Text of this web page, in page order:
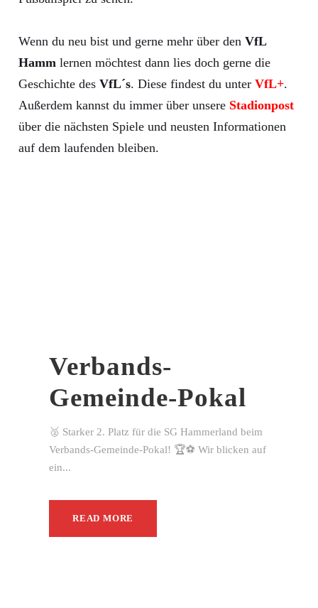
Wenn du neu bist und gerne mehr über den VfL
Hamm lernen möchtest dann lies doch gerne die
Geschichte des VfL´s. Diese findest du unter VfL+.
Außerdem kannst du immer über unsere Stadionpost
über die nächsten Spiele und neusten Informationen
auf dem laufenden bleiben.
Verbands-
Gemeinde-Pokal
🥈 Starker 2. Platz für die SG Hammerland beim
Verbands-Gemeinde-Pokal! 🏆⚽ Wir blicken auf
ein...
READ MORE